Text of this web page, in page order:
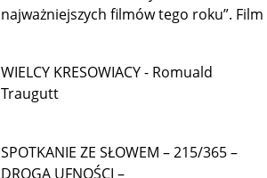
najważniejszych filmów tego roku”. Film
WIELCY KRESOWIACY - Romuald
Traugutt
SPOTKANIE ZE SŁOWEM – 215/365 –
DROGA UFNOŚCI –